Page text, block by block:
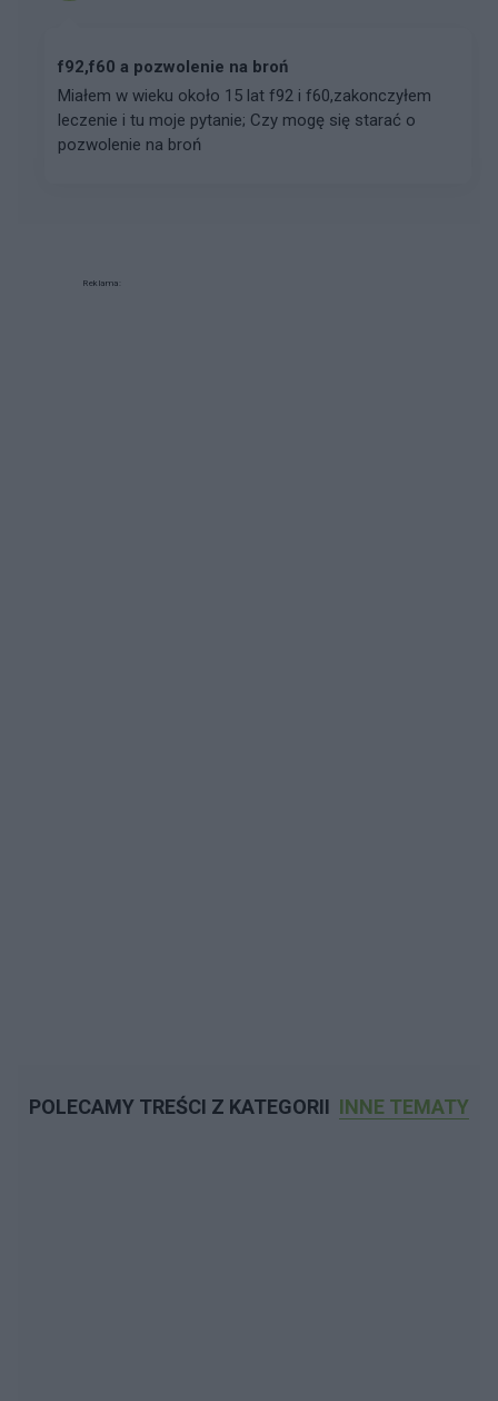
f92,f60 a pozwolenie na broń
Miałem w wieku około 15 lat f92 i f60,zakonczyłem
leczenie i tu moje pytanie; Czy mogę się starać o
pozwolenie na broń
Reklama:
POLECAMY TREŚCI Z KATEGORII INNE TEMATY